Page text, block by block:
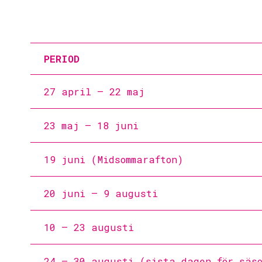
PERIOD
27 april – 22 maj
23 maj – 18 juni
19 juni (Midsommarafton)
20 juni – 9 augusti
10 – 23 augusti